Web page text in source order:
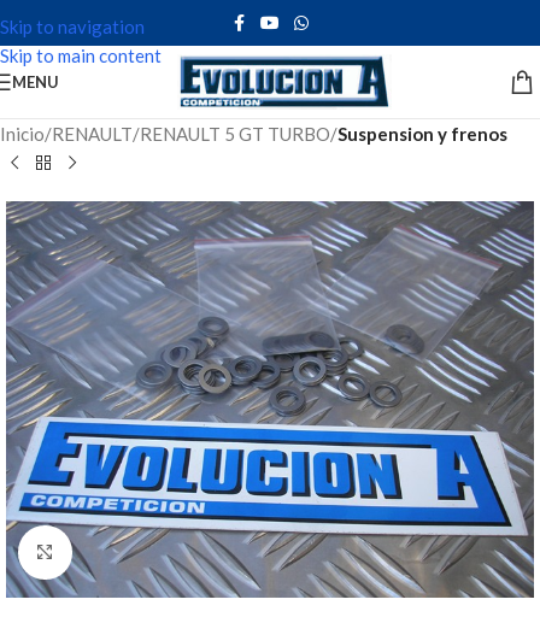
Skip to navigation
Skip to main content
MENU
Inicio RENAULT RENAULT 5 GT TURBO Suspension y frenos
Click to enlarge